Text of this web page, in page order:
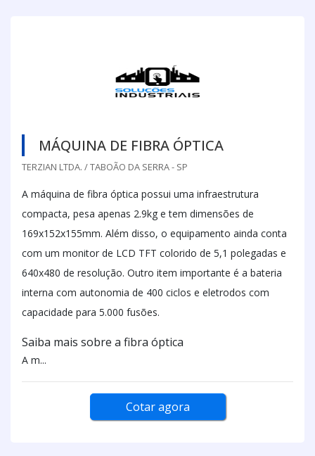
MÁQUINA DE FIBRA ÓPTICA
TERZIAN LTDA. / TABOÃO DA SERRA - SP
A máquina de fibra óptica possui uma infraestrutura
compacta, pesa apenas 2.9kg e tem dimensões de
169x152x155mm. Além disso, o equipamento ainda conta
com um monitor de LCD TFT colorido de 5,1 polegadas e
640x480 de resolução. Outro item importante é a bateria
interna com autonomia de 400 ciclos e eletrodos com
capacidade para 5.000 fusões.
Saiba mais sobre a fibra óptica
A m...
Cotar agora